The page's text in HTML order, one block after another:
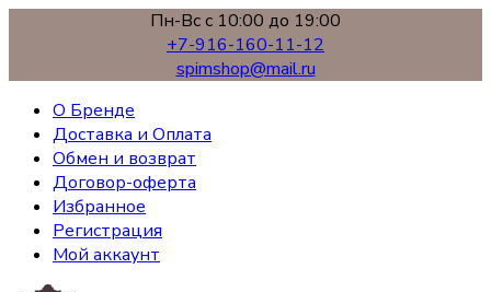
Пн-Вс с 10:00 до 19:00
+7-916-160-11-12
spimshop@mail.ru
О Бренде
Доставка и Оплата
Обмен и возврат
Договор-оферта
Избранное
Регистрация
Мой аккаунт